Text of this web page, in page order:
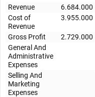
Revenue 6.684.000
Cost of
Revenue
3.955.000
Gross Profit 2.729.000
General And
Administrative
Expenses
Selling And
Marketing
Expenses